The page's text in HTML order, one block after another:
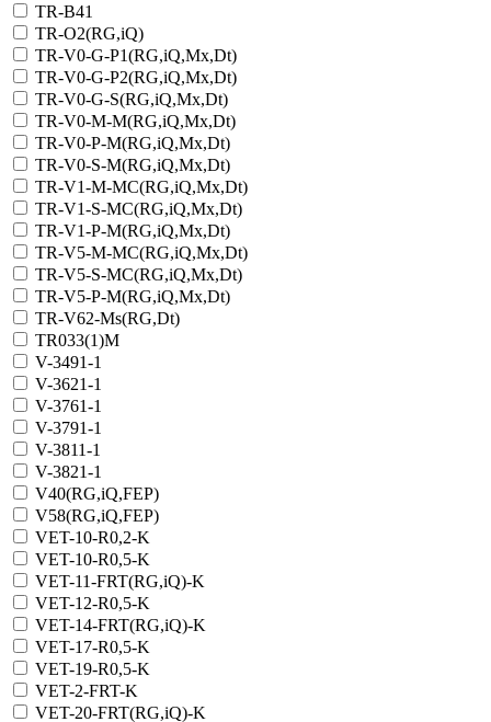
TR-B41
TR-O2(RG,iQ)
TR-V0-G-P1(RG,iQ,Mx,Dt)
TR-V0-G-P2(RG,iQ,Mx,Dt)
TR-V0-G-S(RG,iQ,Mx,Dt)
TR-V0-M-M(RG,iQ,Mx,Dt)
TR-V0-P-M(RG,iQ,Mx,Dt)
TR-V0-S-M(RG,iQ,Mx,Dt)
TR-V1-M-MC(RG,iQ,Мх,Dt)
TR-V1-S-MC(RG,iQ,Мх,Dt)
TR-V1-Р-M(RG,iQ,Мх,Dt)
TR-V5-M-MC(RG,iQ,Мх,Dt)
TR-V5-S-MC(RG,iQ,Мх,Dt)
TR-V5-Р-M(RG,iQ,Мх,Dt)
TR-V62-Ms(RG,Dt)
TR033(1)M
V-3491-1
V-3621-1
V-3761-1
V-3791-1
V-3811-1
V-3821-1
V40(RG,iQ,FEP)
V58(RG,iQ,FEP)
VET-10-R0,2-K
VET-10-R0,5-K
VET-11-FRT(RG,iQ)-K
VET-12-R0,5-K
VET-14-FRT(RG,iQ)-K
VET-17-R0,5-K
VET-19-R0,5-K
VET-2-FRT-K
VET-20-FRT(RG,iQ)-K